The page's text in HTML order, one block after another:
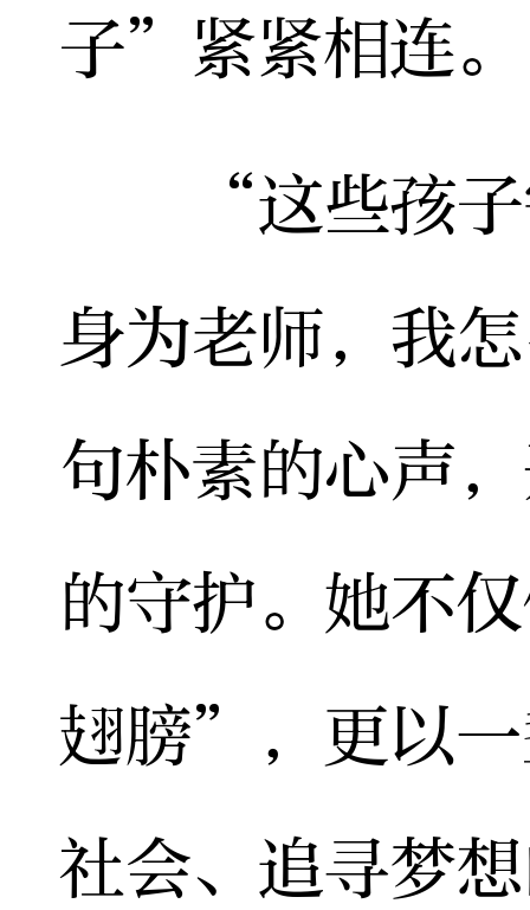
子”紧紧相连。
“这些孩子
身为老师，我
句朴素的心声
的守护。她不
翅膀”，更以
社会、追寻梦